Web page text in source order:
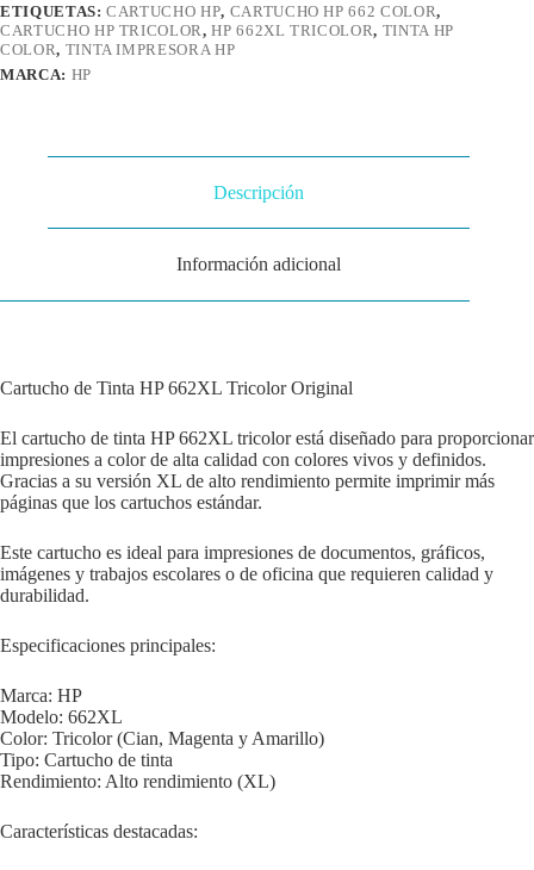
ETIQUETAS:CARTUCHO HP, CARTUCHO HP 662 COLOR,
CARTUCHO HP TRICOLOR,HP 662XL TRICOLOR, TINTA HP
COLOR, TINTA IMPRESORA HP
MARCA: HP
Descripción
Información adicional
Cartucho de Tinta HP 662XL Tricolor Original
El cartucho de tinta HP 662XL tricolor está diseñado para proporcionar
impresiones a color de alta calidad con colores vivos y definidos.
Gracias a su versión XL de alto rendimiento permite imprimir más
páginas que los cartuchos estándar.
Este cartucho es ideal para impresiones de documentos, gráficos,
imágenes y trabajos escolares o de oficina que requieren calidad y
durabilidad.
Especificaciones principales:
Marca: HP
Modelo: 662XL
Color: Tricolor (Cian, Magenta y Amarillo)
Tipo: Cartucho de tinta
Rendimiento: Alto rendimiento (XL)
Características destacadas: